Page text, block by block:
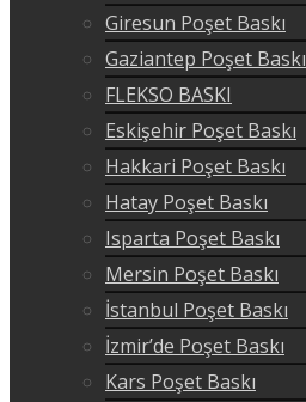
Giresun Poşet Baskı
Gaziantep Poşet Baskı
FLEKSO BASKI
Eskişehir Poşet Baskı
Hakkari Poşet Baskı
Hatay Poşet Baskı
Isparta Poşet Baskı
Mersin Poşet Baskı
İstanbul Poşet Baskı
İzmir’de Poşet Baskı
Kars Poşet Baskı